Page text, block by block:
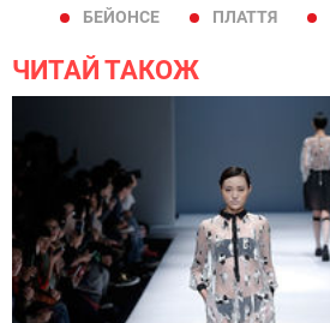
БЕЙОНСЕ ПЛАТТЯ
ЧИТАЙ ТАКОЖ